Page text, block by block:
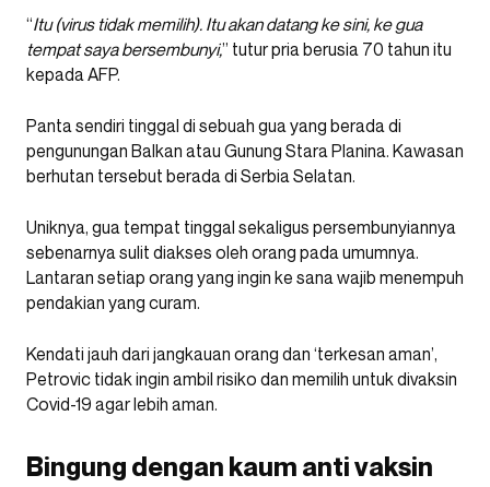
“Itu (virus tidak memilih). Itu akan datang ke sini, ke gua
tempat saya bersembunyi,” tutur pria berusia 70 tahun itu
kepada AFP.
Panta sendiri tinggal di sebuah gua yang berada di
pengunungan Balkan atau Gunung Stara Planina. Kawasan
berhutan tersebut berada di Serbia Selatan.
Uniknya, gua tempat tinggal sekaligus persembunyiannya
sebenarnya sulit diakses oleh orang pada umumnya.
Lantaran setiap orang yang ingin ke sana wajib menempuh
pendakian yang curam.
Kendati jauh dari jangkauan orang dan ‘terkesan aman’,
Petrovic tidak ingin ambil risiko dan memilih untuk divaksin
Covid-19 agar lebih aman.
Bingung dengan kaum anti vaksin